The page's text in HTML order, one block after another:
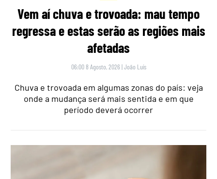
Vem aí chuva e trovoada: mau tempo
regressa e estas serão as regiões mais
afetadas
06:00 8 Agosto, 2026 |João Luís
Chuva e trovoada em algumas zonas do país: veja
onde a mudança será mais sentida e em que
período deverá ocorrer